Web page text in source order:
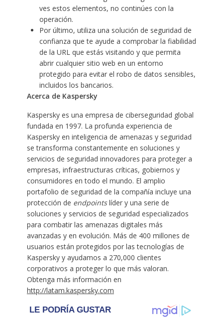
ves estos elementos, no continúes con la
operación.
Por último, utiliza una solución de seguridad de
confianza que te ayude a comprobar la fiabilidad
de la URL que estás visitando y que permita
abrir cualquier sitio web en un entorno
protegido para evitar el robo de datos sensibles,
incluidos los bancarios.
Acerca de Kaspersky
Kaspersky es una empresa de ciberseguridad global
fundada en 1997. La profunda experiencia de
Kaspersky en inteligencia de amenazas y seguridad
se transforma constantemente en soluciones y
servicios de seguridad innovadores para proteger a
empresas, infraestructuras críticas, gobiernos y
consumidores en todo el mundo. El amplio
portafolio de seguridad de la compañía incluye una
protección de endpointslíder y una serie de
soluciones y servicios de seguridad especializados
para combatir las amenazas digitales más
avanzadas y en evolución. Más de 400 millones de
usuarios están protegidos por las tecnologías de
Kaspersky y ayudamos a 270,000 clientes
corporativos a proteger lo que más valoran.
Obtenga más información en
http://latam.kaspersky.com